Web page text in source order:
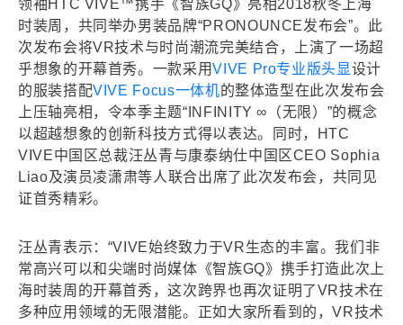
领袖HTC VIVE™携手《智族GQ》亮相2018秋冬上海
时装周，共同举办男装品牌“PRONOUNCE发布会”。此
次发布会将VR技术与时尚潮流完美结合，上演了一场超
乎想象的开幕首秀。一款采用VIVE Pro专业版头显设计
的服装搭配VIVE Focus一体机的整体造型在此次发布会
上压轴亮相，令本季主题“INFINITY ∞（无限）”的概念
以超越想象的创新科技方式得以表达。同时，HTC
VIVE中国区总裁汪丛青与康泰纳仕中国区CEO Sophia
Liao及演员凌潇肃等人联合出席了此次发布会，共同见
证首秀精彩。
汪丛青表示：“VIVE始终致力于VR生态的丰富。我们非
常高兴可以和尖端时尚媒体《智族GQ》携手打造此次上
海时装周的开幕首秀，这次跨界也再次证明了VR技术在
多种应用领域的无限潜能。正如大家所看到的，VR技术